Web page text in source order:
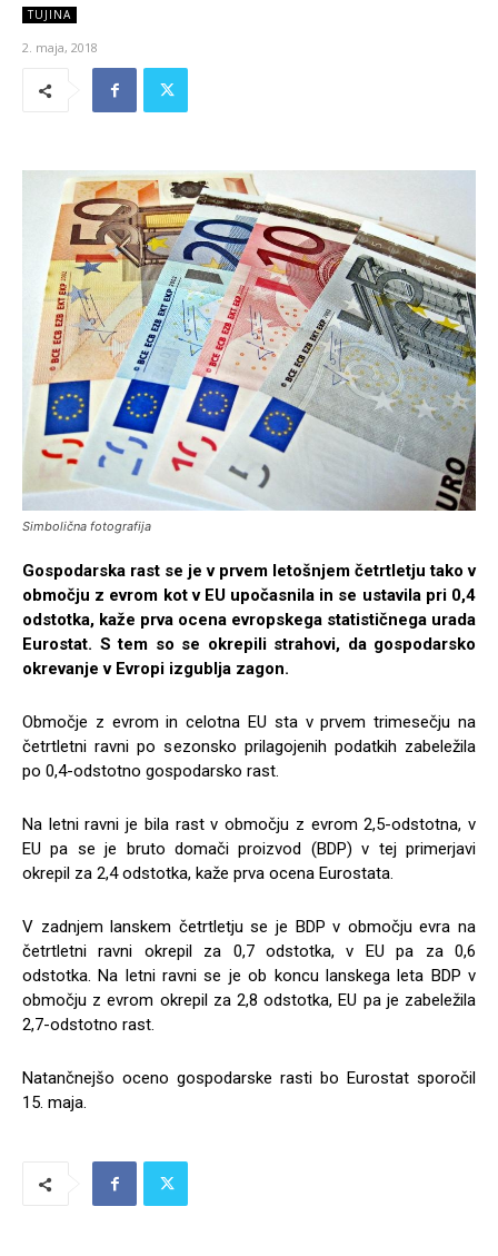
TUJINA
2. maja, 2018
Simbolična fotografija
Gospodarska rast se je v prvem letošnjem četrtletju tako v
območju z evrom kot v EU upočasnila in se ustavila pri 0,4
odstotka, kaže prva ocena evropskega statističnega urada
Eurostat. S tem so se okrepili strahovi, da gospodarsko
okrevanje v Evropi izgublja zagon.
Območje z evrom in celotna EU sta v prvem trimesečju na
četrtletni ravni po sezonsko prilagojenih podatkih zabeležila
po 0,4-odstotno gospodarsko rast.
Na letni ravni je bila rast v območju z evrom 2,5-odstotna, v
EU pa se je bruto domači proizvod (BDP) v tej primerjavi
okrepil za 2,4 odstotka, kaže prva ocena Eurostata.
V zadnjem lanskem četrtletju se je BDP v območju evra na
četrtletni ravni okrepil za 0,7 odstotka, v EU pa za 0,6
odstotka. Na letni ravni se je ob koncu lanskega leta BDP v
območju z evrom okrepil za 2,8 odstotka, EU pa je zabeležila
2,7-odstotno rast.
Natančnejšo oceno gospodarske rasti bo Eurostat sporočil
15. maja.